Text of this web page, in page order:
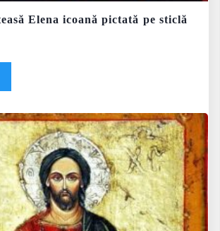
Elena icoană pictată pe sticlă